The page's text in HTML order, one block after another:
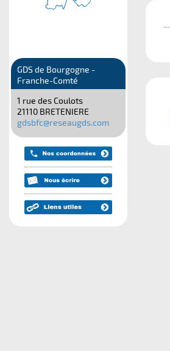
GDS de Bourgogne -
Franche-Comté
1 rue des Coulots
21110 BRETENIERE
gdsbfc@reseaugds.com